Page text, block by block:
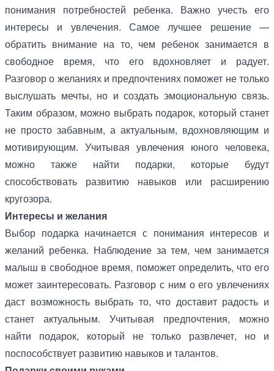
понимания потребностей ребенка. Важно учесть его
интересы и увлечения. Самое лучшее решение —
обратить внимание на то, чем ребенок занимается в
свободное время, что его вдохновляет и радует.
Разговор о желаниях и предпочтениях поможет не только
выслушать мечты, но и создать эмоциональную связь.
Таким образом, можно выбрать подарок, который станет
не просто забавным, а актуальным, вдохновляющим и
мотивирующим. Учитывая увлечения юного человека,
можно также найти подарки, которые будут
способствовать развитию навыков или расширению
кругозора.
Интересы и желания
Выбор подарка начинается с понимания интересов и
желаний ребенка. Наблюдение за тем, чем занимается
малыш в свободное время, поможет определить, что его
может заинтересовать. Разговор с ним о его увлечениях
даст возможность выбрать то, что доставит радость и
станет актуальным. Учитывая предпочтения, можно
найти подарок, который не только развлечет, но и
поспособствует развитию навыков и талантов.